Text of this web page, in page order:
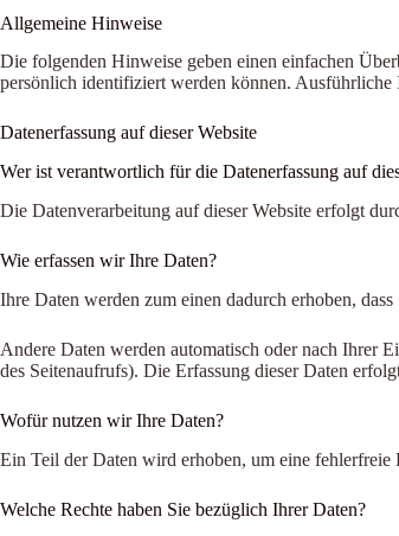
Allgemeine Hinweise
Die folgenden Hinweise geben einen einfachen
persönlich identifiziert werden können. Ausführliche
Datenerfassung auf dieser Website
Wer ist verantwortlich für die Datenerfassung auf
Die Datenverarbeitung auf dieser Website erfolgt
Wie erfassen wir Ihre Daten?
Ihre Daten werden zum einen dadurch erhoben,
Andere Daten werden automatisch oder nach Ihrer
des Seitenaufrufs). Die Erfassung dieser Daten
Wofür nutzen wir Ihre Daten?
Ein Teil der Daten wird erhoben, um eine
Welche Rechte haben Sie bezüglich Ihrer Daten?